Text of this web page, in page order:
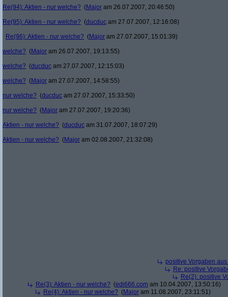
Re(94): Aktien - nur welche? (Major am 26.07.2007, 20:46:50)
Re(95): Aktien - nur welche? (ducduc am 27.07.2007, 12:16:08)
Re(96): Aktien - nur welche? (Major am 27.07.2007, 15:01:39)
welche? (Major am 26.07.2007, 19:13:55)
welche? (ducduc am 27.07.2007, 12:15:03)
welche? (Major am 27.07.2007, 14:58:55)
nur welche? (ducduc am 27.07.2007, 15:33:50)
nur welche? (Major am 27.07.2007, 19:20:36)
Aktien - nur welche? (ducduc am 31.07.2007, 18:07:29)
Aktien - nur welche? (Major am 02.08.2007, 21:32:08)
positive Vorgaben
Re: positive
Re(2): positive
Re(3): Aktien - nur welche? (edi666.com am 10.04.2007, 13:50:16)
Re(4): Aktien - nur welche? (Major am 11.08.2007, 23:11:51)